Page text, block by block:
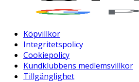
Köpvillkor
Integritetspolicy
Cookiepolicy
Kundklubbens medlemsvillkor
Tillgänglighet